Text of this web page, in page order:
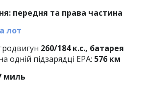
передня та права частина
лот
260/184 к.с., батарея
одній підзарядці EPA: 576 км
миль